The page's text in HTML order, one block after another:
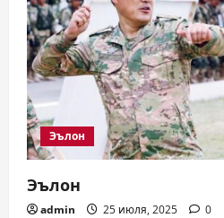
Эълон
Эълон
admin 25 июля, 2025 0